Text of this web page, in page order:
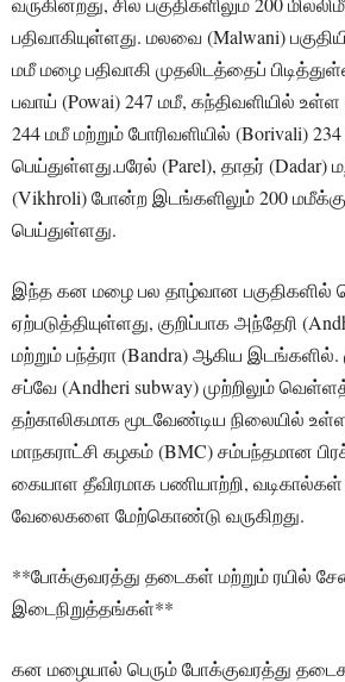
பதிவாகியுள்ளது. மலவை (Malwani)
மமீ மழை பதிவாகி முதலிடத்தைப்
பவாய் (Powai) 247 மமீ, கந்திவளியில்
244 மமீ மற்றும் போரிவளியில் (Borivali)
பெய்துள்ளது.பரேல் (Parel), தாதர் (Dadar)
(Vikhroli) போன்ற இடங்களிலும் 200
பெய்துள்ளது.
இந்த கன மழை பல தாழ்வான பகுதிகளில்
ஏற்படுத்தியுள்ளது, குறிப்பாக அந்தேரி
மற்றும் பந்த்ரா (Bandra) ஆகிய
சப்வே (Andheri subway) முற்றிலும்
தற்காலிகமாக மூடவேண்டிய நிலையில்
மாநகராட்சி கழகம் (BMC) சம்பந்தமான
கையாள தீவிரமாக பணியாற்றி, வடிகால்கள்
வேலைகளை மேற்கொண்டு வருகிறது.
**போக்குவரத்து தடைகள் மற்றும் ரயில்
இடைநிறுத்தங்கள்**
கன மழையால் பெரும் போக்குவரத்து